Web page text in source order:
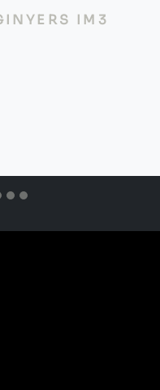
OLGA -